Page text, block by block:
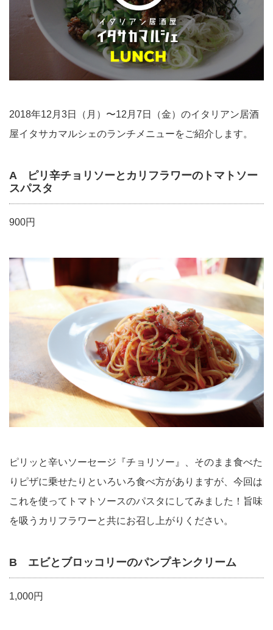
2018年12月3日（月）〜12月7日（金）のイタリアン居酒
屋イタサカマルシェのランチメニューをご紹介します。
A ピリ辛チョリソーとカリフラワーのトマトソー
スパスタ
900円
ピリッと辛いソーセージ『チョリソー』、そのまま食べた
りピザに乗せたりといろいろ食べ方がありますが、今回は
これを使ってトマトソースのパスタにしてみました！旨味
を吸うカリフラワーと共にお召し上がりください。
B エビとブロッコリーのパンプキンクリーム
1,000円